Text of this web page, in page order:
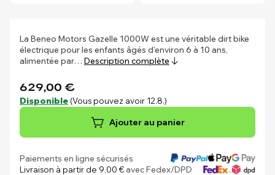
La Beneo Motors Gazelle 1000W est une véritable dirt bike
électrique pour les enfants âgés d'environ 6 à 10 ans,
alimentée par… Description complète
629,00 €
Disponible (Vous pouvez avoir 12.8.)
Ajouter au panier
Paiements en ligne sécurisés
Livraison à partir de 9,00 €avec Fedex/DPD